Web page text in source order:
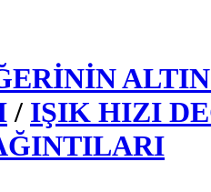
/ IŞIK HIZI